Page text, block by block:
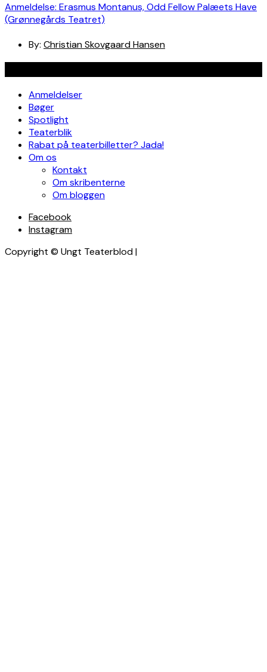
Anmeldelse: Erasmus Montanus, Odd Fellow Palæets Have
(Grønnegårds Teatret)
By: Christian Skovgaard Hansen
Anmeldelser
Bøger
Spotlight
Teaterblik
Rabat på teaterbilletter? Jada!
Om os
Kontakt
Om skribenterne
Om bloggen
Facebook
Instagram
Copyright © Ungt Teaterblod |